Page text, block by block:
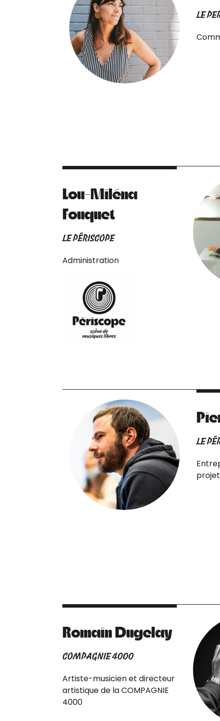
LE
Lou-Miléna
Fouquet
LE PÉRISCOPE
Administration
LE
Romain Dugelay
COMPAGNIE 4000
Artiste-musicien et directeur
artistique de la COMPAGNIE
4000